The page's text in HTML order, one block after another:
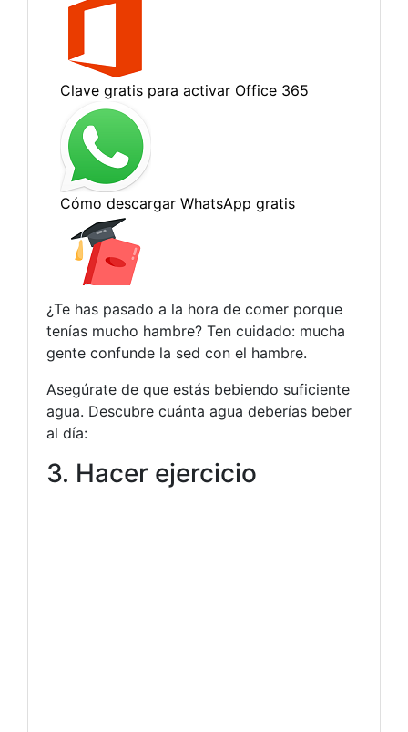
¿Te has pasado a la hora de comer porque
tenías mucho hambre? Ten cuidado: mucha
gente confunde la sed con el hambre.
Asegúrate de que estás bebiendo suficiente
agua. Descubre cuánta agua deberías beber
al día:
3. Hacer ejercicio